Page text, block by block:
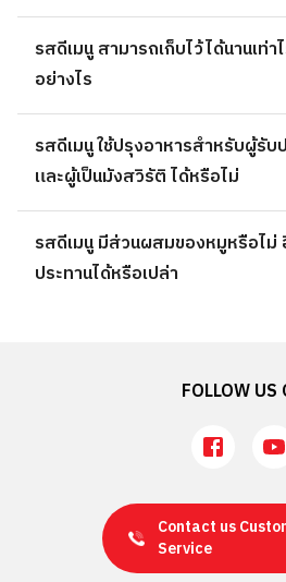
รสดีเมนู สามารถเก็บไว้ได้นานเท่า
อย่างไร
รสดีเมนู ใช้ปรุงอาหารสำหรับผู้รับ
และผู้เป็นมังสวิรัติ ได้หรือไม่
รสดีเมนู มีส่วนผสมของหมูหรือไม่
ประทานได้หรือเปล่า
FOLLOW US
Contact us
Service